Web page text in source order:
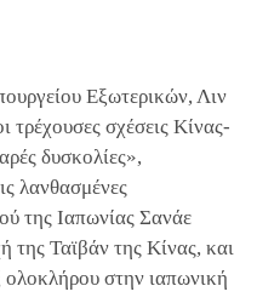
Εξωτερικών, Λιν
τρέχουσες σχέσεις Κίνας-
δυσκολίες»,
λανθασμένες
της Ιαπωνίας Σανάε
της Ταϊβάν της Κίνας, και
ολοκλήρου στην ιαπωνική